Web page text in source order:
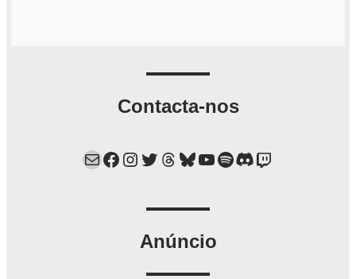
Contacta-nos
Mail Facebook Instagram Twitter Threads Bluesky YouTube Spotify Discord Twitch
Anúncio